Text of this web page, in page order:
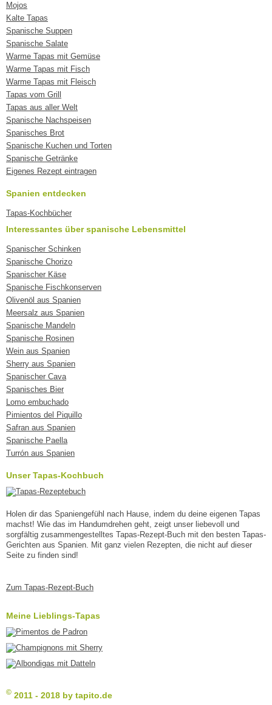
Mojos
Kalte Tapas
Spanische Suppen
Spanische Salate
Warme Tapas mit Gemüse
Warme Tapas mit Fisch
Warme Tapas mit Fleisch
Tapas vom Grill
Tapas aus aller Welt
Spanische Nachspeisen
Spanisches Brot
Spanische Kuchen und Torten
Spanische Getränke
Eigenes Rezept eintragen
Spanien entdecken
Tapas-Kochbücher
Interessantes über spanische Lebensmittel
Spanischer Schinken
Spanische Chorizo
Spanischer Käse
Spanische Fischkonserven
Olivenöl aus Spanien
Meersalz aus Spanien
Spanische Mandeln
Spanische Rosinen
Wein aus Spanien
Sherry aus Spanien
Spanischer Cava
Spanisches Bier
Lomo embuchado
Pimientos del Piquillo
Safran aus Spanien
Spanische Paella
Turrón aus Spanien
Unser Tapas-Kochbuch
Holen dir das Spaniengefühl nach Hause, indem du deine eigenen Tapas
machst! Wie das im Handumdrehen geht, zeigt unser liebevoll und
sorgfältig zusammengestelltes Tapas-Rezept-Buch mit den besten Tapas-
Gerichten aus Spanien. Mit ganz vielen Rezepten, die nicht auf dieser
Seite zu finden sind!
Zum Tapas-Rezept-Buch
Meine Lieblings-Tapas
© 2011 - 2018 by tapito.de